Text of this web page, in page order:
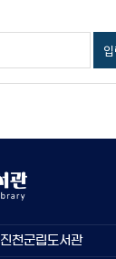
진천군립도서관